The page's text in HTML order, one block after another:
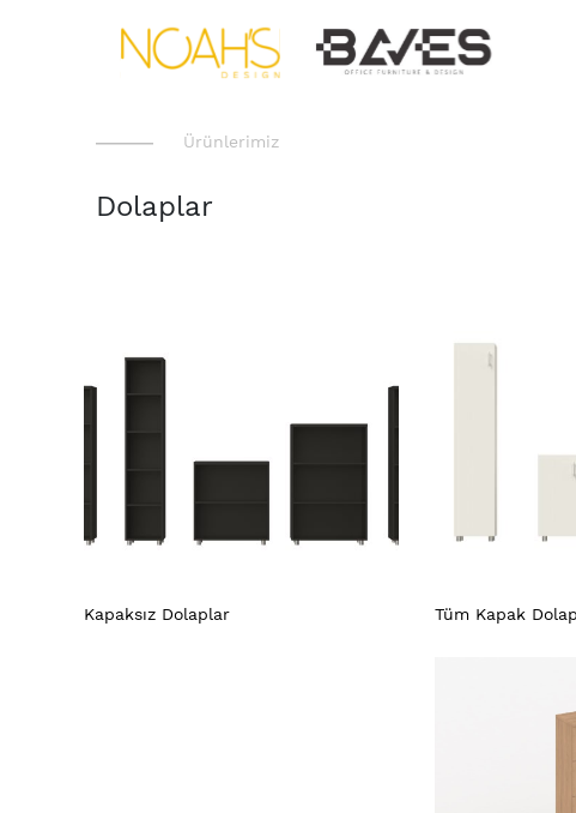
Ürünlerimiz
Dolaplar
Kapaksız Dolaplar Tüm Kapak Dolap